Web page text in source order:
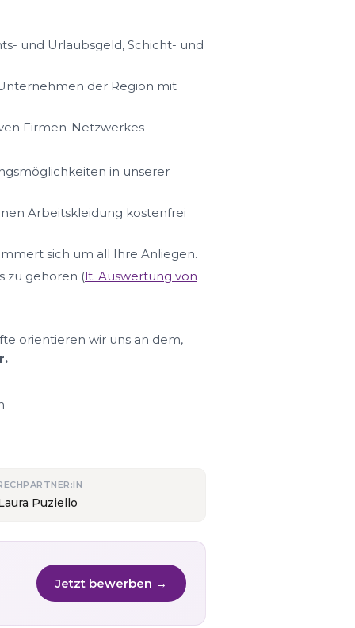
und Urlaubsgeld, Schicht- und
der Region mit
Firmen-Netzwerkes
in unserer
Arbeitskleidung kostenfrei
sich um all Ihre Anliegen.
zu gehören (lt. Auswertung von
orientieren wir uns an dem,
Puziello
Jetzt bewerben →